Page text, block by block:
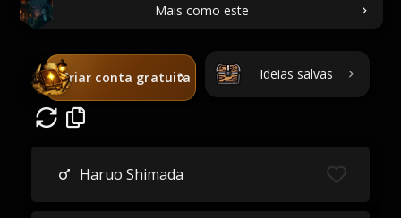
Mais como este
Criar conta gratuita Ideias salvas
Haruo Shimada